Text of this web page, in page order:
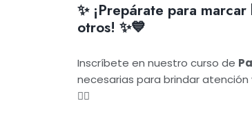
✨ ¡Prepárate para
otros! ✨💙
Inscríbete en nuestro curso de
necesarias para brindar atención
👨‍⚕️